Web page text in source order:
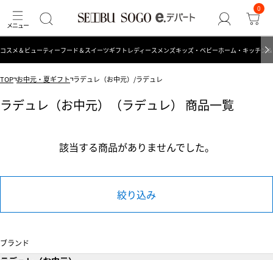
0
コスメ＆ビューティーフード＆スイーツギフト レディース メンズキッズ・ベビーホーム・キッチン
TOP お中元・夏ギフト ラデュレ（お中元）/ラデュレ
ラデュレ（お中元）（ラデュレ） 商品一覧
該当する商品がありませんでした。
絞り込み
ブランド